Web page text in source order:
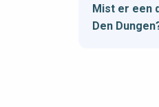
Mist er een
Den